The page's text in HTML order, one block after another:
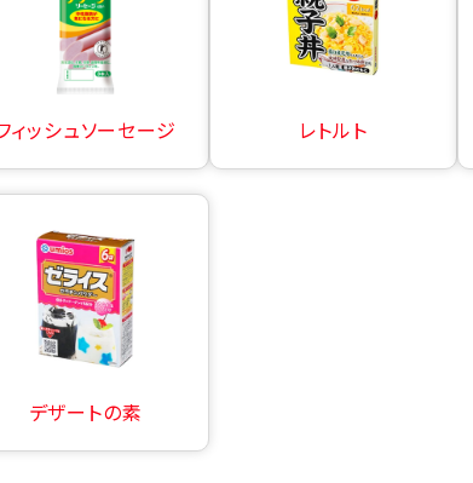
ィッシュソーセージ レトルト
デザートの素